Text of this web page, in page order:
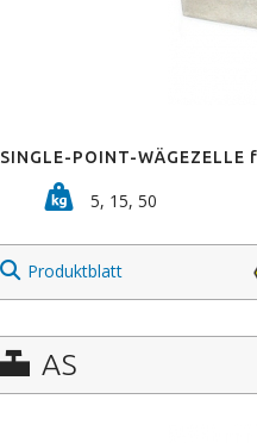
SINGLE-POINT-
5, 15, 50
Produktblatt
AS